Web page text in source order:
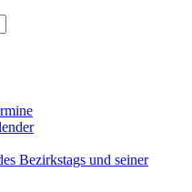
Bezirkstags und seiner